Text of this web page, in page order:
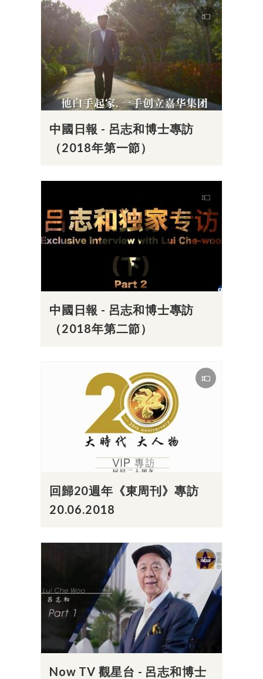
中國日報 - 呂志和博士專訪
（2018年第一節）
中國日報 - 呂志和博士專訪
（2018年第二節）
回歸20週年《東周刊》專訪
20.06.2018
Now TV 觀星台 - 呂志和博士